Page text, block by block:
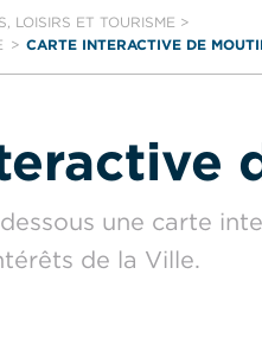
LOISIRS ET TOURISME >
CARTE INTERACTIVE DE
une carte
de la Ville.